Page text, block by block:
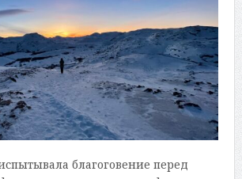
благоговение перед